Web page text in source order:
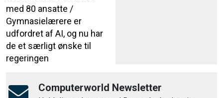
med 80 ansatte /
Gymnasielærere er
udfordret af AI, og nu har
de et særligt ønske til
regeringen
Computerworld Newsletter